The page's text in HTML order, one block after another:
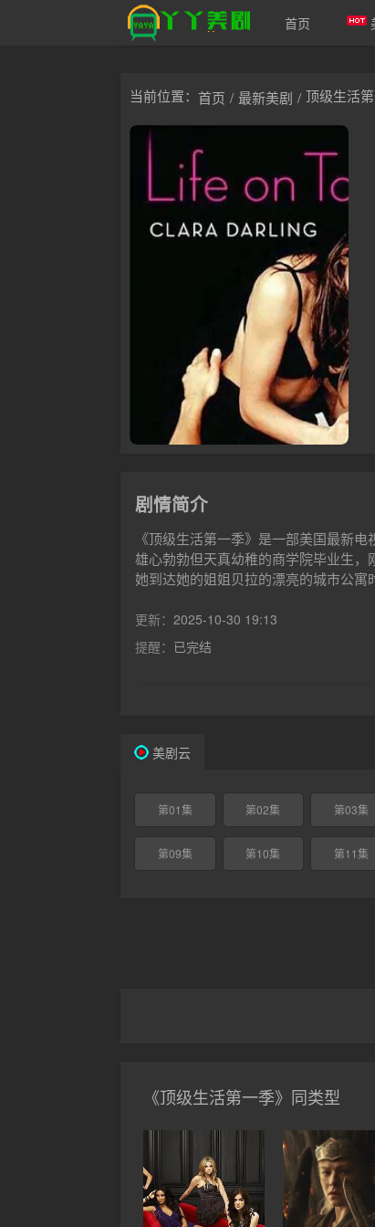
爱美剧
首页
当前位置： 首页 / 最新美剧 / 顶级生活
剧情简介
《顶级生活第一季》是一部美国最新
雄心勃勃但天真幼稚的商学院毕业生
她到达她的姐姐贝拉的漂亮的城市公
业生命有限的现实，她渴望与那个特别
更新： 2025-10-30 19:13
提醒： 已完结
美剧云
第01集 第02集 第03集
第09集 第10集 第11集
《顶级生活第一季》同类型